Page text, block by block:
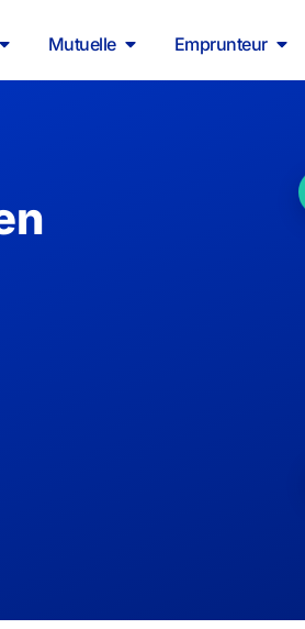
Mutuelle Emprunteur